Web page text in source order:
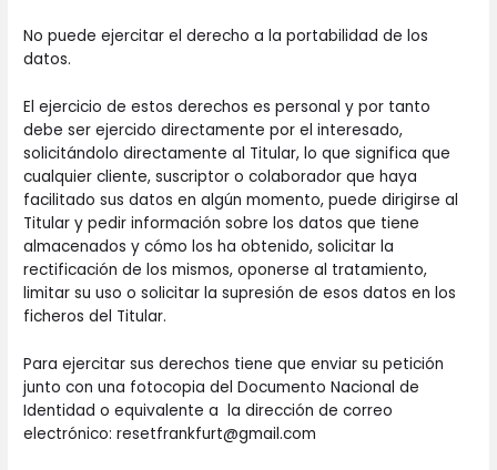
No puede ejercitar el derecho a la portabilidad de los
datos.
El ejercicio de estos derechos es personal y por tanto
debe ser ejercido directamente por el interesado,
solicitándolo directamente al Titular, lo que significa que
cualquier cliente, suscriptor o colaborador que haya
facilitado sus datos en algún momento, puede dirigirse al
Titular y pedir información sobre los datos que tiene
almacenados y cómo los ha obtenido, solicitar la
rectificación de los mismos, oponerse al tratamiento,
limitar su uso o solicitar la supresión de esos datos en los
ficheros del Titular.
Para ejercitar sus derechos tiene que enviar su petición
junto con una fotocopia del Documento Nacional de
Identidad o equivalente a la dirección de correo
electrónico: resetfrankfurt@gmail.com